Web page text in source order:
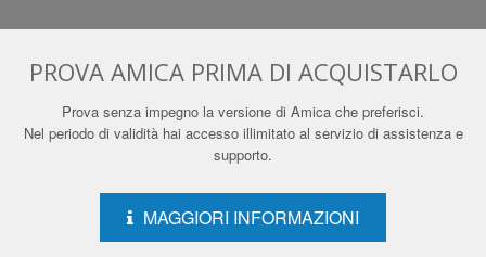
PROVA AMICA PRIMA DI ACQUISTARLO
Prova senza impegno la versione di Amica che preferisci.
Nel periodo di validità hai accesso illimitato al servizio di assistenza e
supporto.
MAGGIORI INFORMAZIONI